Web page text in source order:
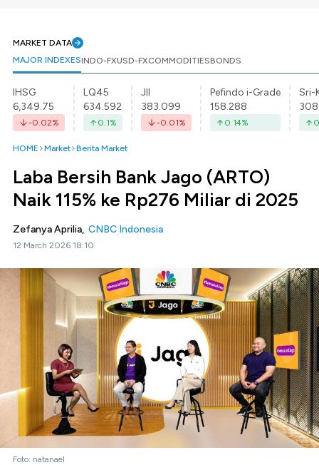
MARKET DATA
MAJOR INDEXESINDO-FXUSD-FXCOMMODITIESBONDS
IHSG
6,349.75
-0.02%
LQ45
634.592
0.1%
JII
383.099
-0.01%
Pefindo i-Grade
158.288
0.14%
Sri-
HOME Market Berita Market
Laba Bersih Bank Jago (ARTO)
Naik 115% ke Rp276 Miliar di 2025
Zefanya Aprilia, CNBC Indonesia
12 March 2026 18:10
Foto: natanael